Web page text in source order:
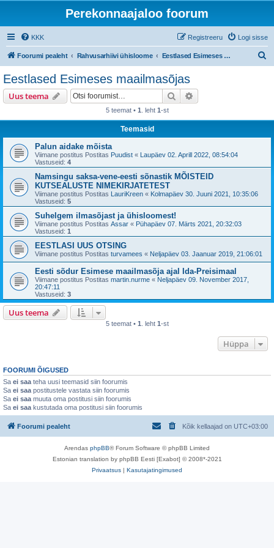
Perekonnaajaloo foorum
KKK Logi sisse
Registreeru
Foorumi pealeht Rahvusarhiivi ühisloome Eestlased Esimeses maailmasõjas
Eestlased Esimeses maailmasõjas
Uus teema Otsi
5 teemat • 1 . leht 1-st
Teemasid
Palun aidake mõista
Viimane postitus Postitas Puudist « Laupäev 02. Aprill 2022, 08:54:04
Vastuseid: 4
Namsingu saksa-vene-eesti sõnastik MÕISTEID
KUTSEALUSTE NIMEKIRJATETEST
Viimane postitus Postitas LauriKreen « Kolmapäev 30. Juuni 2021, 10:35:06
Vastuseid: 5
Suhelgem ilmasõjast ja ühisloomest!
Viimane postitus Postitas Assar « Pühapäev 07. Märts 2021, 20:32:03
Vastuseid: 1
EESTLASI UUS OTSING
Viimane postitus Postitas turvamees « Neljapäev 03. Jaanuar 2019, 21:06:01
Eesti sõdur Esimese maailmasõja ajal Ida-Preisimaal
Viimane postitus Postitas martin.nurme « Neljapäev 09. November 2017,
20:47:11
Vastuseid: 3
Uus teema
5 teemat • 1 . leht 1-st
Hüppa
FOORUMI ÕIGUSED
Sa ei saa teha uusi teemasid siin foorumis
Sa ei saa postitustele vastata siin foorumis
Sa ei saa muuta oma postitusi siin foorumis
Sa ei saa kustutada oma postitusi siin foorumis
Foorumi pealeht Kõik kellaajad on UTC+03:00
Arendas phpBB® Forum Software © phpBB Limited
Estonian translation by phpBB Eesti [Exabot] © 2008*-2021
Privaatsus | Kasutajatingimused